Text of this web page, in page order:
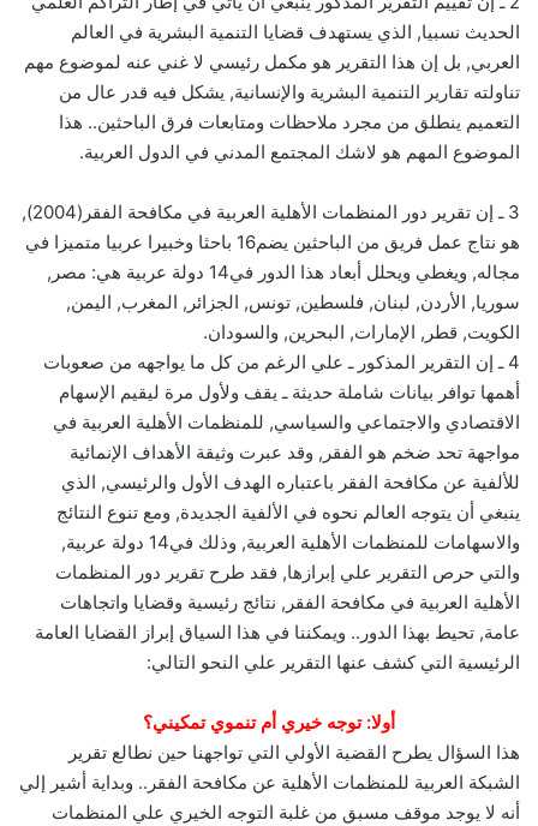
الحديث نسبيا‏,‏ الذي يستهدف قضايا التنمية البشرية في العالم
العربي‏,‏ بل إن هذا التقرير هو مكمل رئيسي لا غني عنه لموضوع مهم
تناولته تقارير التنمية البشرية والإنسانية‏,‏ يشكل فيه قدر عال من
التعميم ينطلق من مجرد ملاحظات ومتابعات فرق الباحثين‏..‏ هذا
الموضوع المهم هو لاشك المجتمع المدني في الدول العربية‏.‏
‏3‏ ـ إن تقرير دور المنظمات الأهلية العربية في مكافحة الفقر‏(2004),‏
هو نتاج عمل فريق من الباحثين يضم‏16‏ باحثا وخبيرا عربيا متميزا في
مجاله‏,‏ ويغطي ويحلل أبعاد هذا الدور في‏14‏ دولة عربية هي‏:‏ مصر‏,‏
سوريا‏,‏ الأردن‏,‏ لبنان‏,‏ فلسطين‏,‏ تونس‏,‏ الجزائر‏,‏ المغرب‏,‏ اليمن‏,‏
الكويت‏,‏ قطر‏,‏ الإمارات‏,‏ البحرين‏,‏ والسودان‏.‏
‏4‏ ـ إن التقرير المذكور ـ علي الرغم من كل ما يواجهه من صعوبات
أهمها توافر بيانات شاملة حديثة ـ يقف ولأول مرة ليقيم الإسهام
الاقتصادي والاجتماعي والسياسي‏,‏ للمنظمات الأهلية العربية في
مواجهة تحد ضخم هو الفقر‏,‏ وقد عبرت وثيقة الأهداف الإنمائية
للألفية عن مكافحة الفقر باعتباره الهدف الأول والرئيسي‏,‏ الذي
ينبغي أن يتوجه العالم نحوه في الألفية الجديدة‏,‏ ومع تنوع النتائج
والاسهامات للمنظمات الأهلية العربية‏,‏ وذلك في‏14‏ دولة عربية‏,‏
والتي حرص التقرير علي إبرازها‏,‏ فقد طرح تقرير دور المنظمات
الأهلية العربية في مكافحة الفقر‏,‏ نتائج رئيسية وقضايا واتجاهات
عامة‏,‏ تحيط بهذا الدور‏..‏ ويمكننا في هذا السياق إبراز القضايا العامة
الرئيسية التي كشف عنها التقرير علي النحو التالي‏:‏
أولا‏:‏ توجه خيري أم تنموي تمكيني؟
هذا السؤال يطرح القضية الأولي التي تواجهنا حين نطالع تقرير
الشبكة العربية للمنظمات الأهلية عن مكافحة الفقر‏..‏ وبداية أشير إلي
أنه لا يوجد موقف مسبق من غلبة التوجه الخيري علي المنظمات